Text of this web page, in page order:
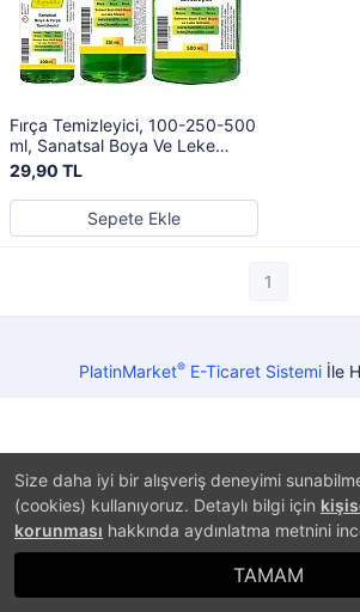
Size daha iyi bir alışveriş deneyimi
(cookies) kullanıyoruz. Detaylı bilgi için
korunması hakkında aydınlatma metnini
TAMAM
Fırça Temizleyici, 100-250-500
ml, Sanatsal Boya Ve Leke
Sökücü, Yağlı Ve Akrilik Boya
Temizleyici
29,90 TL
Sepete Ekle
1
PlatinMarket®E-Ticaret Sistemiİle